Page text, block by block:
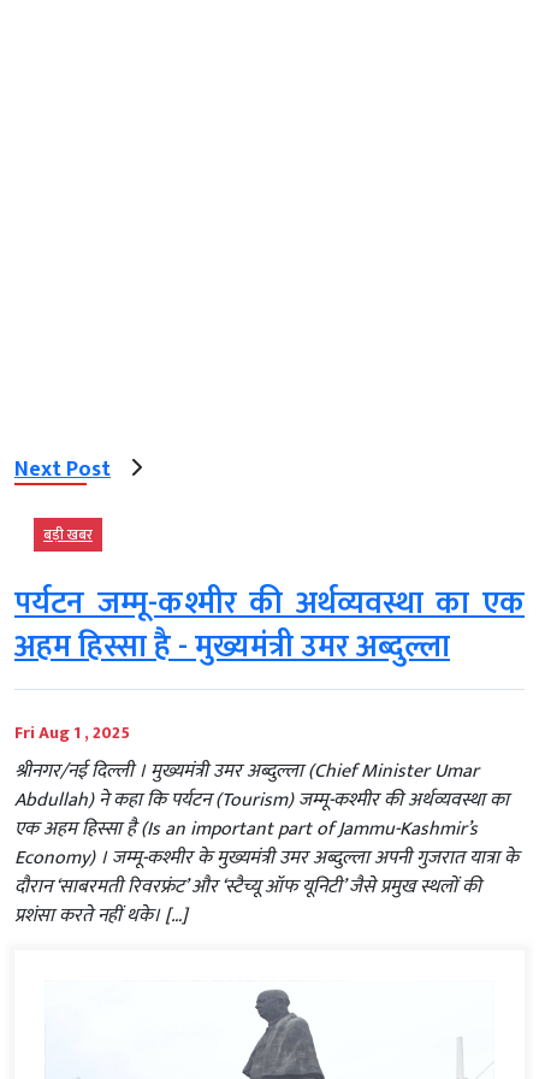
Next Post
बड़ी खबर
पर्यटन जम्मू-कश्मीर की अर्थव्यवस्था का एक
अहम हिस्सा है - मुख्यमंत्री उमर अब्दुल्ला
Fri Aug 1 , 2025
श्रीनगर/नई दिल्ली । मुख्यमंत्री उमर अब्दुल्ला (Chief Minister Umar
Abdullah) ने कहा कि पर्यटन (Tourism) जम्मू-कश्मीर की अर्थव्यवस्था का
एक अहम हिस्सा है (Is an important part of Jammu-Kashmir’s
Economy) । जम्मू-कश्मीर के मुख्यमंत्री उमर अब्दुल्ला अपनी गुजरात यात्रा के
दौरान ‘साबरमती रिवरफ्रंट’ और ‘स्टैच्यू ऑफ यूनिटी’ जैसे प्रमुख स्थलों की
प्रशंसा करते नहीं थके। […]